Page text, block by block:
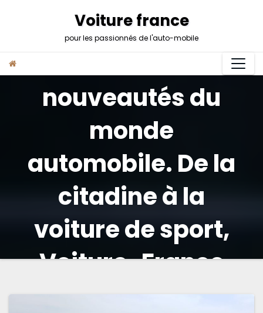
Voiture france
pour les passionnés de l'auto-mobile